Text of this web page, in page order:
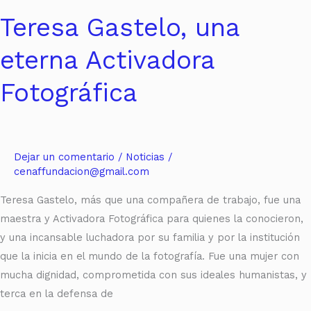
Teresa Gastelo, una
eterna Activadora
Fotográfica
Dejar un comentario / Noticias /
cenaffundacion@gmail.com
Teresa Gastelo, más que una compañera de trabajo, fue una
maestra y Activadora Fotográfica para quienes la conocieron,
y una incansable luchadora por su familia y por la institución
que la inicia en el mundo de la fotografía. Fue una mujer con
mucha dignidad, comprometida con sus ideales humanistas, y
terca en la defensa de